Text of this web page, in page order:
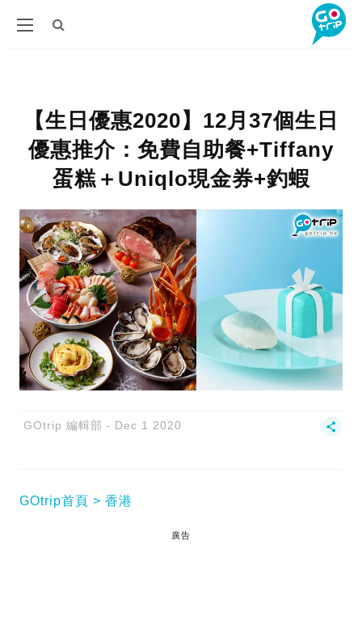
【生日優惠2020】12月37個生日
優惠推介：免費自助餐+Tiffany
蛋糕＋Uniqlo現金券+釣蝦
GOtrip 編輯部 Dec 1 2020
GOtrip首頁 香港
廣告